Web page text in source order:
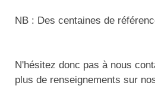
Rôtisserie professionnelle
Table de cuisson
NB : Des centaines de
N'hésitez donc pas à nous
plus de renseignements sur